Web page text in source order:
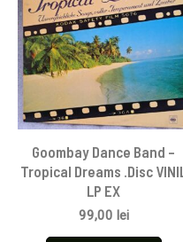
Goombay Dance Band –
Tropical Dreams .Disc VINIL
LP EX
99,00 lei